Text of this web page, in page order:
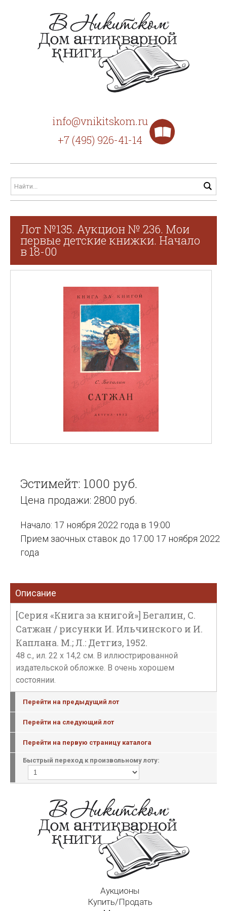
info@vnikitskom.ru
+7 (495) 926-41-14
Лот №135. Аукцион № 236. Мои
первые детские книжки. Начало
в 18-00
Эстимейт: 1000 руб.
Цена продажи: 2800 руб.
Начало: 17 ноября 2022 года в 19:00
Прием заочных ставок до 17:00 17 ноября 2022
года
Описание
[Серия «Книга за книгой»] Бегалин, С.
Сатжан / рисунки И. Ильчинского и И.
Каплана. М.; Л.: Детгиз, 1952.
48 с., ил. 22 х 14,2 см. В иллюстрированной
издательской обложке. В очень хорошем
состоянии.
Перейти на предыдущий лот
Перейти на следующий лот
Перейти на первую страницу каталога
Быстрый переход к произвольному лоту:
Аукционы
Купить/Продать